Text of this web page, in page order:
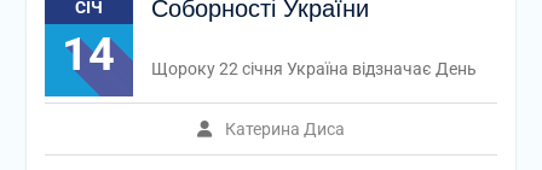
СІЧ
14
Соборності України
Катерина Диса
Щороку 22 січня Україна відзначає День